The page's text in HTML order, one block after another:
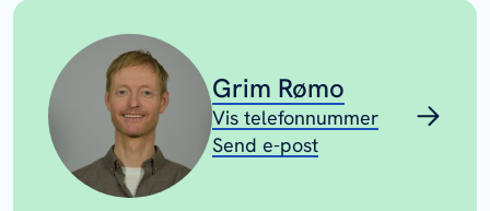
Grim Rømo
Vis telefonnummer
Send e-post